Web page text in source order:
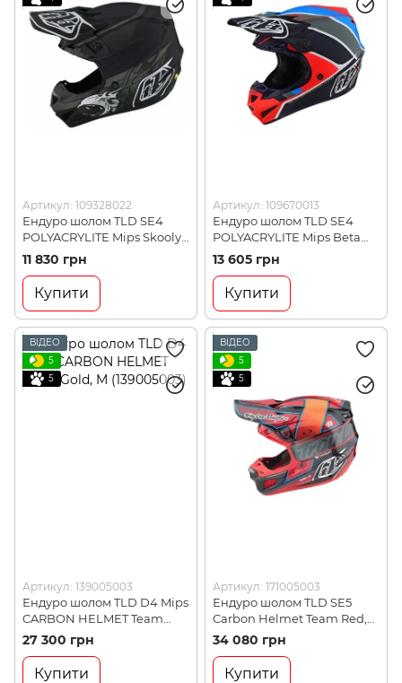
Артикул: 109328022
Ендуро шолом TLD SE4
POLYACRYLITE Mips Skooly
Black, S (109328022)
11 830 грн
Купити
Артикул: 109670013
Ендуро шолом TLD SE4
POLYACRYLITE Mips Beta
Orange/Navy, M (109670013)
13 605 грн
Купити
ВІДЕО
5
5
Артикул: 139005003
Ендуро шолом TLD D4 Mips
CARBON HELMET Team
Gold, M (139005003)
27 300 грн
Купити
ВІДЕО
5
5
Артикул: 171005003
Ендуро шолом TLD SE5
Carbon Helmet Team Red,
M (171005003)
34 080 грн
Купити